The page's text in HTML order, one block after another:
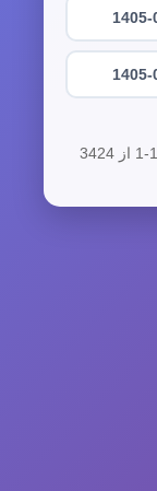
1405-
1405-
3424